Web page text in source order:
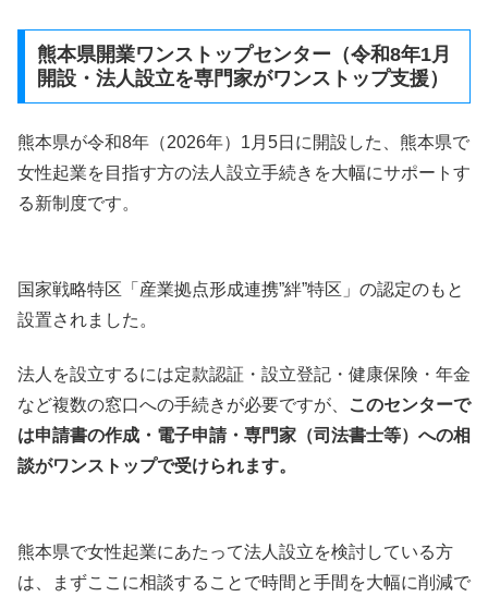
熊本県開業ワンストップセンター（令和8年1月
開設・法人設立を専門家がワンストップ支援）
熊本県が令和8年（2026年）1月5日に開設した、熊本県で
女性起業を目指す方の法人設立手続きを大幅にサポートす
る新制度です。
国家戦略特区「産業拠点形成連携”絆”特区」の認定のもと
設置されました。
法人を設立するには定款認証・設立登記・健康保険・年金
など複数の窓口への手続きが必要ですが、
このセンターで
は申請書の作成・電子申請・専門家（司法書士等）への相
談がワンストップで受けられます。
熊本県で女性起業にあたって法人設立を検討している方
は、まずここに相談することで時間と手間を大幅に削減で